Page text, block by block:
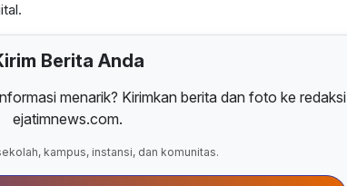
Berita Anda
menarik? Kirimkan berita dan foto ke redaksi
ejatimnews.com.
kampus, instansi, dan komunitas.